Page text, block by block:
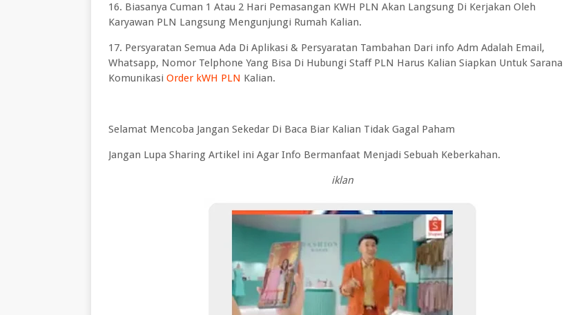
16. Biasanya Cuman 1 Atau 2 Hari Pemasangan KWH PLN Akan Langsung Di Kerjakan Oleh
Karyawan PLN Langsung Mengunjungi Rumah Kalian.
17. Persyaratan Semua Ada Di Aplikasi & Persyaratan Tambahan Dari info Adm Adalah Email,
Whatsapp, Nomor Telphone Yang Bisa Di Hubungi Staff PLN Harus Kalian Siapkan Untuk Sarana
Komunikasi Order kWH PLN Kalian.
Selamat Mencoba Jangan Sekedar Di Baca Biar Kalian Tidak Gagal Paham
Jangan Lupa Sharing Artikel ini Agar Info Bermanfaat Menjadi Sebuah Keberkahan.
iklan